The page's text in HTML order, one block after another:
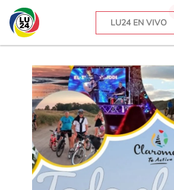
LU24 EN VIVO